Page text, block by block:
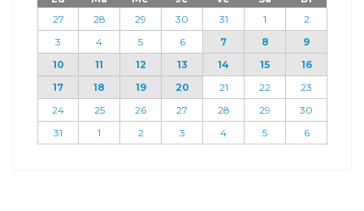
27
28 29 30 31 1
2
3
4 5 6 7 8
9
10
11 12 13 14 15
16
17
18 19 20 21 22
23
24
25 26 27 28 29
30
31
1 2 3 4 5 6